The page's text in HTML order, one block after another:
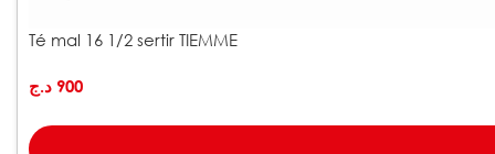
Té mal 16 1/2 sertir TIEMME
900 د.ج